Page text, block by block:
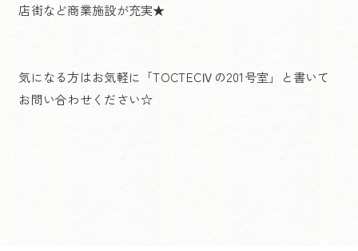
店街など商業施設が充実★
気になる方はお気軽に「TOCTECⅣの201号室」と書いて
お問い合わせください☆